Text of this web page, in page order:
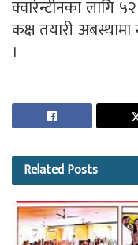
क्वारेन्टीनका लागि
कक्ष तयारी
।
RelatedPosts